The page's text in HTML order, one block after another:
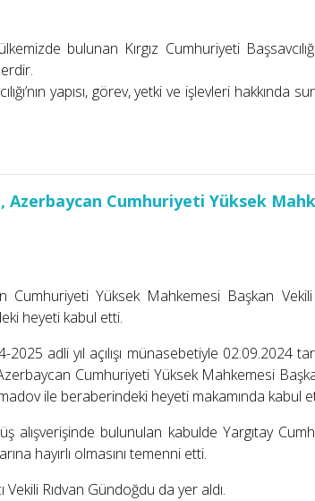
bulunan Kırgız Cumhuriyeti
yapısı, görev, yetki ve işlevleri hakkında
Azerbaycan Cumhuriyeti Yüksek
Cumhuriyeti Yüksek Mahkemesi Başkan
heyeti kabul etti.
adli yıl açılışı münasebetiyle 02.09.2024
Cumhuriyeti Yüksek Mahkemesi
ile beraberindeki heyeti makamında kabul
bulunulan kabulde Yargıtay
hayırlı olmasını temenni etti.
Rıdvan Gündoğdu da yer aldı.